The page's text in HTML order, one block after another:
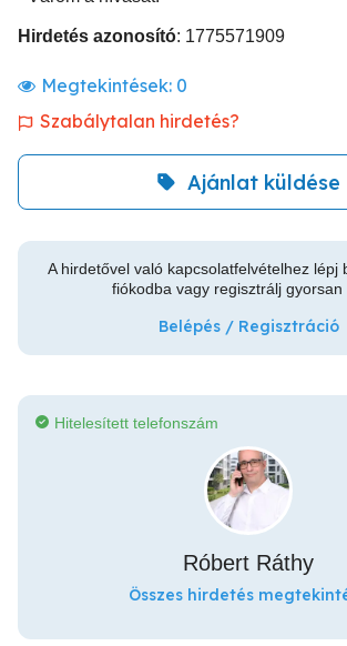
Hirdetés azonosító: 1775571909
Megtekintések: 0
Szabálytalan hirdetés?
Ajánlat küldése
A hirdetővel való kapcsolatfelvételhez lépj
fiókodba vagy regisztrálj gyorsan
Belépés / Regisztráció
Hitelesített telefonszám
Róbert Ráthy
Összes hirdetés